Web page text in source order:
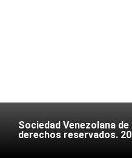
Sociedad Venezolana
derechos reservados.